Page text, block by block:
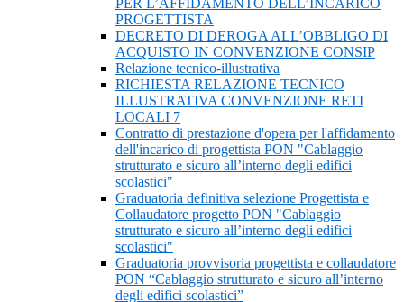
PER L’AFFIDAMENTO DELL’INCARICO
PROGETTISTA
DECRETO DI DEROGA ALL’OBBLIGO DI
ACQUISTO IN CONVENZIONE CONSIP
Relazione tecnico-illustrativa
RICHIESTA RELAZIONE TECNICO
ILLUSTRATIVA CONVENZIONE RETI
LOCALI 7
Contratto di prestazione d'opera per l'affidamento
dell'incarico di progettista PON "Cablaggio
strutturato e sicuro all’interno degli edifici
scolastici"
Graduatoria definitiva selezione Progettista e
Collaudatore progetto PON "Cablaggio
strutturato e sicuro all’interno degli edifici
scolastici"
Graduatoria provvisoria progettista e collaudatore
PON “Cablaggio strutturato e sicuro all’interno
degli edifici scolastici”